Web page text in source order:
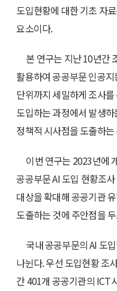
도입현황에 대한 기초 자
요소이다.
본 연구는 지난 10년간
활용하여 공공부문 인공
단위까지 세밀하게 조사
도입하는 과정에서 발생
정책적 시사점을 도출하
이번 연구는 2023년에
공공부문 AI 도입 현황조
대상을 확대해 공공기관
도출하는 것에 주안점을
국내 공공부문의 AI 도
나뉜다. 우선 도입현황 조
간 401개 공공기관의 ICT